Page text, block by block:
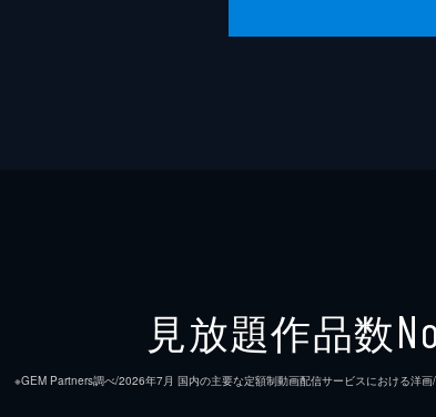
見放題作品数
※GEM Partners調べ/2026年7⽉ 国内の主要な定額制動画配信サービスにおける洋